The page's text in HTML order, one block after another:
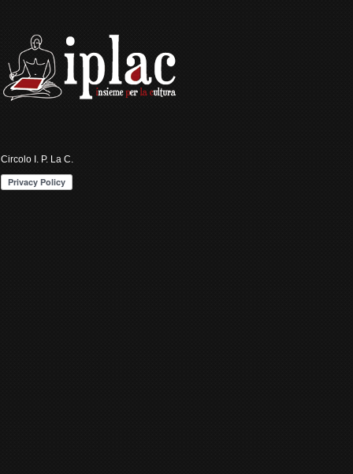
Circolo I. P. La C.